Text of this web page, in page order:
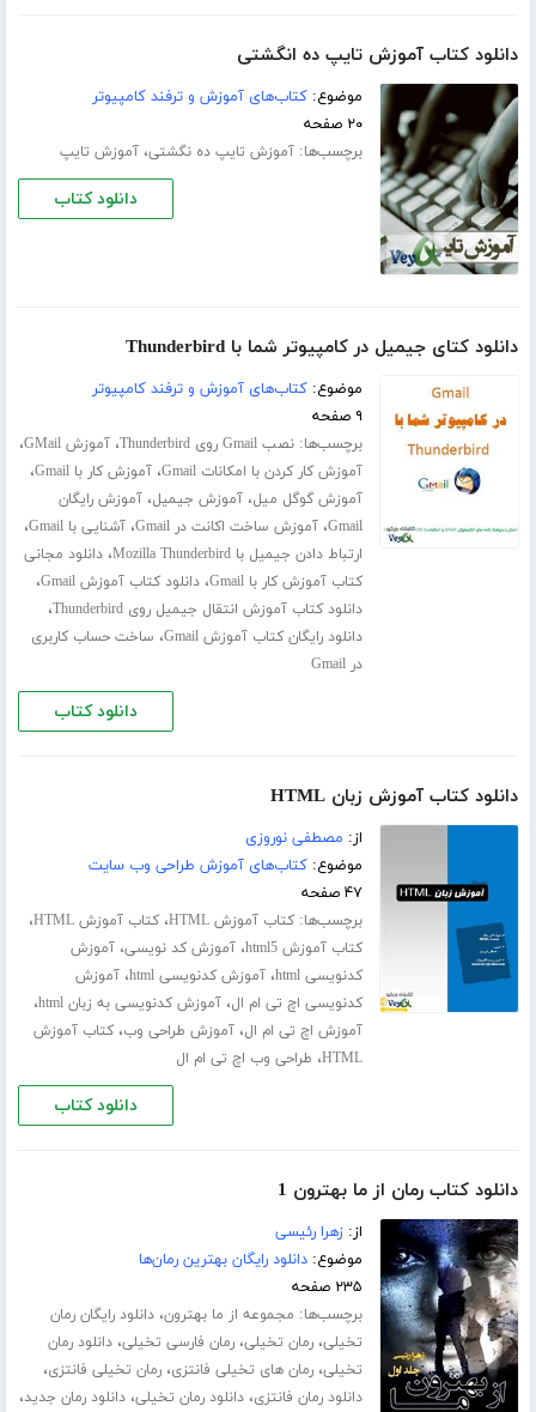
دانلود کتاب آموزش تایپ ده انگشتی
موضوع:کتاب‌های آموزش و ترفند کامپیوتر
۲۰ صفحه
برچسب‌ها:آموزش تایپ ده‌ نگشتی،آموزش تایپ
دانلود کتاب
دانلود کتای جیمیل در کامپیوتر شما با Thunderbird
موضوع:کتاب‌های آموزش و ترفند کامپیوتر
۹ صفحه
برچسب‌ها:نصب Gmail روی Thunderbird ،آموزش GMail ،
آموزش کار کردن با امکانات Gmail ،آموزش کار با Gmail ،
آموزش گوگل میل،آموزش جیمیل،آموزش رایگان
Gmail،آموزش ساخت اکانت در Gmail ،آشنایی با Gmail ،
ارتباط دادن جیمیل با Mozilla Thunderbird ،دانلود مجانی
کتاب آموزش کار با Gmail
،دانلود کتاب آموزش Gmail ،
دانلود کتاب آموزش انتقال جیمیل روی Thunderbird ،
دانلود رایگان کتاب آموزش Gmail ، ساخت حساب کاربری
در Gmail
دانلود کتاب
دانلود کتاب آموزش زبان HTML
از: مصطفی نوروزی
موضوع:کتاب‌های آموزش طراحی وب سایت
۴۷ صفحه
برچسب‌ها:کتاب آموزش HTML ،کتاب آموزش HTML ،
کتاب آموزش html5 ،آموزش کد نویسی،آموزش
کدنویسی html
،آموزش کدنویسی html ،آموزش
کدنویسی اچ تی ام ال،آموزش کدنویسی به زبان html ،
آموزش اچ تی ام ال،آموزش طراحی وب،کتاب آموزش
HTML، طراحی وب اچ تی ام ال
دانلود کتاب
دانلود کتاب رمان از ما بهترون 1
از:زهرا رئیسی
موضوع:دانلود رایگان بهترین رمان‌ها
۲۳۵ صفحه
برچسب‌ها: مجموعه از ما بهترون،دانلود رایگان رمان
تخیلی،رمان تخیلی،رمان فارسی تخیلی،دانلود رمان
تخیلی،رمان های تخیلی فانتزی،رمان تخیلی فانتزی،
دانلود رمان فانتزی،دانلود رمان تخیلی،دانلود رمان جدید،